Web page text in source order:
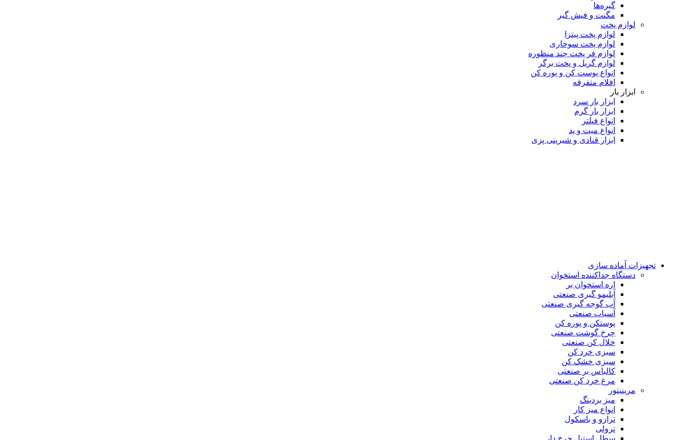
گیره‌ها
مگنت و فیش گیر
لوازم پخت
لوازم پخت پیتزا
لوازم پخت سوخاری
لوازم فر پخت چند منظوره
لوازم گریل و پخت برگر
انواع پوست کن و پوره کن
اقلام متفرقه
ابزار بار
ابزار بار سرد
ابزار بار گرم
انواع فیلتر
انواع میت و پد
ابزار قنادی و شیرینی پزی
تجهیزات آماده سازی
دستگاه جداکننده استخوان
اره استخوان بر
آبلیمو گیری صنعتی
آب گوجه گیری صنعتی
آسیاب صنعتی
پوستکن و پوره کن
چرخ گوشت صنعتی
خلال کن صنعتی
سبزی خرد کن
سبزی خشک کن
کالباس بر صنعتی
مرغ خرد کن صنعتی
مرینیتور
میز بردینگ
انواع میز کار
ترازو و باسکول
ترولی
سطل استیل چرخ دار